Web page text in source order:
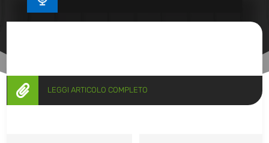
 LEGGI ARTICOLO COMPLETO